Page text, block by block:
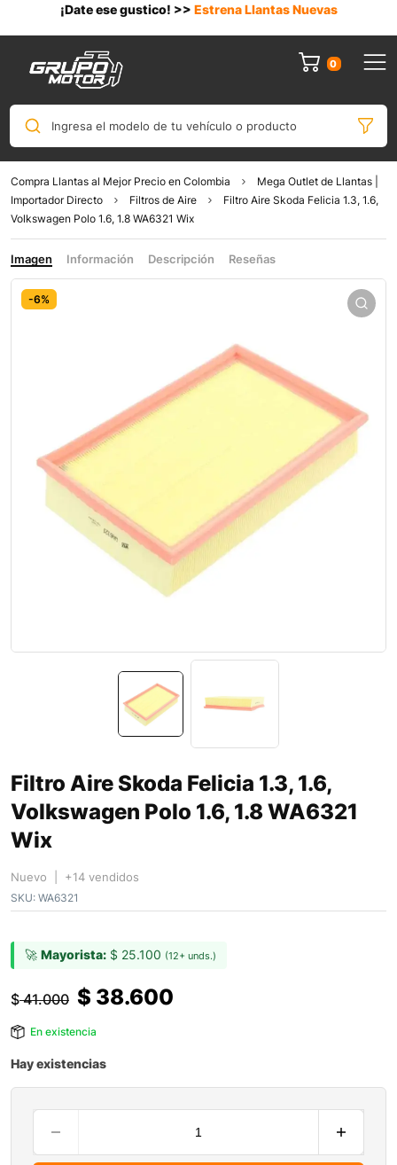
¡Date ese gustico! >> Estrena Llantas Nuevas
0
Ingresa el modelo de tu vehículo o producto
Compra Llantas al Mejor Precio en Colombia
Mega Outlet de Llantas |
Importador Directo
Filtros de Aire
Filtro Aire Skoda Felicia 1.3, 1.6,
Volkswagen Polo 1.6, 1.8 WA6321 Wix
Imagen Información Descripción Reseñas
-6%
Filtro Aire Skoda Felicia 1.3, 1.6,
Volkswagen Polo 1.6, 1.8 WA6321
Wix
Nuevo | +14 vendidos
SKU: WA6321
🚀 Mayorista: $ 25.100 (12+ unds.)
$41.000 $ 38.600
En existencia
Hay existencias